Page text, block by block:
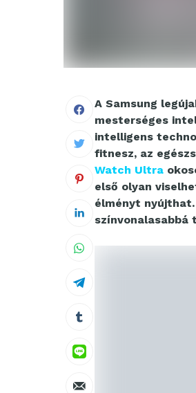
A Samsung
mesterséges
intelligens
fitnesz, az
Watch Ultra
első olyan
élményt
színvonalasabbá